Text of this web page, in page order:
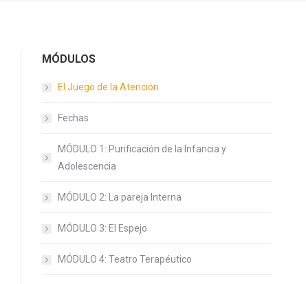
MÓDULOS
El Juego de la Atención
Fechas
MÓDULO 1: Purificación de la Infancia y
Adolescencia
MÓDULO 2: La pareja Interna
MÓDULO 3: El Espejo
MÓDULO 4: Teatro Terapéutico